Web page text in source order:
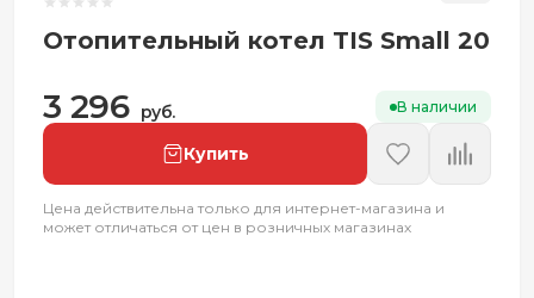
Отопительный котел TIS Small 20
3 296 руб. В наличии
Купить
Цена действительна только для интернет-магазина и
может отличаться от цен в розничных магазинах